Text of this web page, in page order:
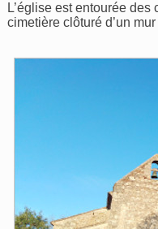
L’église est entourée
cimetière clôturé d’un